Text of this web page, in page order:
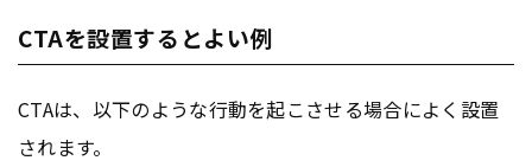
CTAを設置するとよい例
CTAは、以下のような行動を起こさせる場合によく設置
されます。